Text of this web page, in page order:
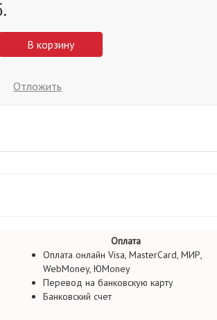
В корзину
Отложить
Оплата
Оплата онлайн Visa, MasterCard, МИР,
WebMoney, ЮMoney
Перевод на банковскую карту
Банковский счет